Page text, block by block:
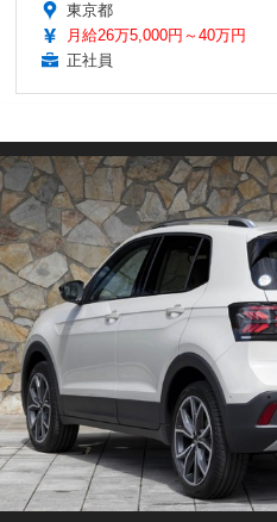
東京都
月給26万5,000円～40万円
正社員